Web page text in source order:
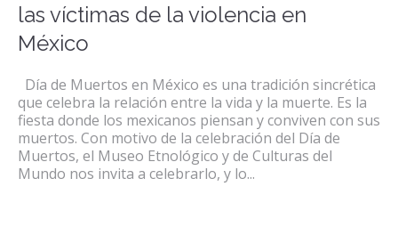
las víctimas de la violencia en
México
Día de Muertos en México es una tradición sincrética
que celebra la relación entre la vida y la muerte. Es la
fiesta donde los mexicanos piensan y conviven con sus
muertos. Con motivo de la celebración del Día de
Muertos, el Museo Etnológico y de Culturas del
Mundo nos invita a celebrarlo, y lo...